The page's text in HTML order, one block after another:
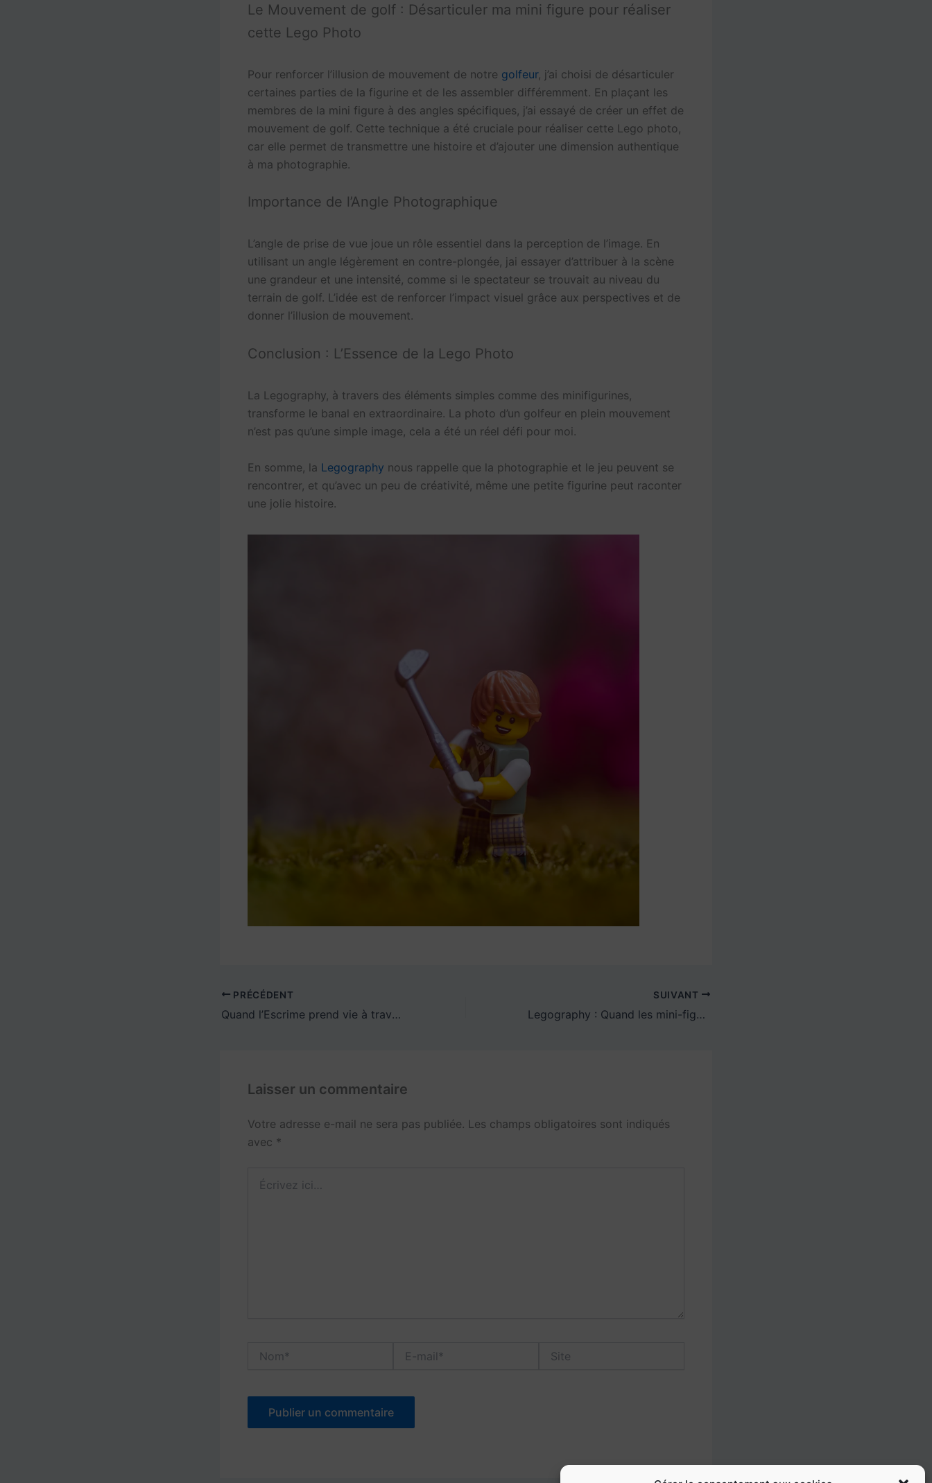
Le Mouvement de golf : Désarticuler ma mini figure pour réaliser
cette Lego Photo
Pour renforcer l’illusion de mouvement de notre golfeur, j’ai choisi de désarticuler
certaines parties de la figurine et de les assembler différemment. En plaçant les
membres de la mini figure à des angles spécifiques, j’ai essayé de créer un effet de
mouvement de golf. Cette technique a été cruciale pour réaliser cette Lego photo,
car elle permet de transmettre une histoire et d’ajouter une dimension authentique
à ma photographie.
Importance de l’Angle Photographique
L’angle de prise de vue joue un rôle essentiel dans la perception de l’image. En
utilisant un angle légèrement en contre-plongée, jai essayer d’attribuer à la scène
une grandeur et une intensité, comme si le spectateur se trouvait au niveau du
terrain de golf. L’idée est de renforcer l’impact visuel grâce aux perspectives et de
donner l’illusion de mouvement.
Conclusion : L’Essence de la Lego Photo
La Legography, à travers des éléments simples comme des minifigurines,
transforme le banal en extraordinaire. La photo d’un golfeur en plein mouvement
n’est pas qu’une simple image, cela a été un réel défi pour moi.
En somme, la Legography nous rappelle que la photographie et le jeu peuvent se
rencontrer, et qu’avec un peu de créativité, même une petite figurine peut raconter
une jolie histoire.
PRÉCÉDENT
Quand l’Escrime prend vie à travers la Legography
SUIVANT
Legography : Quand les mini-figurines prennent vie à travers le sport et la gourmandise
Laisser un commentaire
Votre adresse e-mail ne sera pas publiée. Les champs obligatoires sont indiqués
avec *
ici…
mail*